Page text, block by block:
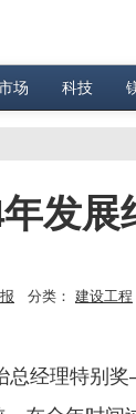
场 科技
发展
分类： 建设工程
经理特别